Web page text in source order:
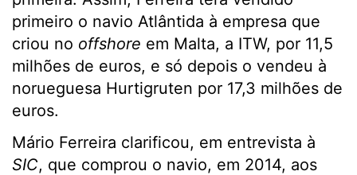
primeiro o navio Atlântida à empresa que
criou no offshore em Malta, a ITW, por 11,5
milhões de euros, e só depois o vendeu à
norueguesa Hurtigruten por 17,3 milhões de
euros.
Mário Ferreira clarificou, em entrevista à
SIC, que comprou o navio, em 2014, aos